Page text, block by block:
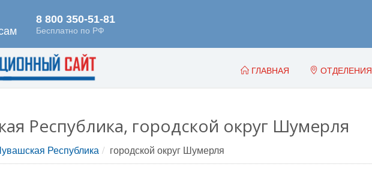
ГЛАВНАЯ ОТДЕЛЕНИЯ
Республика, городской округ Шумерля
Республика городской округ Шумерля